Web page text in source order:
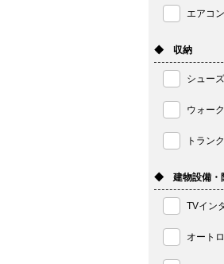
エアコン
◆ 収納
シュー
ウォー
トラン
◆ 建物設備・
TVイン
オート